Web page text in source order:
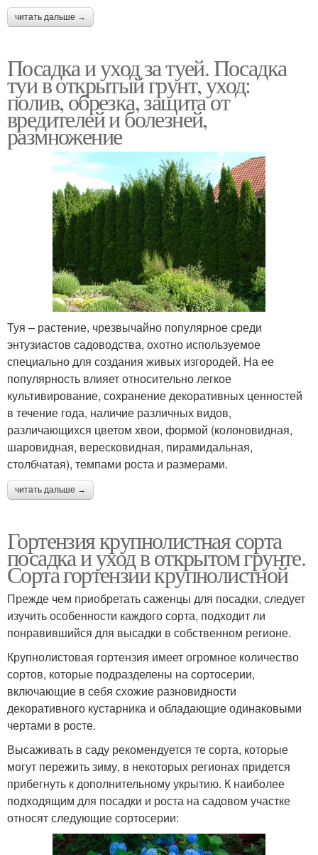
читать дальше →
Посадка и уход за туей. Посадка
туи в открытый грунт, уход:
полив, обрезка, защита от
вредителей и болезней,
размножение
Туя – растение, чрезвычайно популярное среди
энтузиастов садоводства, охотно используемое
специально для создания живых изгородей. На ее
популярность влияет относительно легкое
культивирование, сохранение декоративных ценностей
в течение года, наличие различных видов,
различающихся цветом хвои, формой (колоновидная,
шаровидная, вересковидная, пирамидальная,
столбчатая), темпами роста и размерами.
читать дальше →
Гортензия крупнолистная сорта
посадка и уход в открытом грунте.
Сорта гортензии крупнолистной
Прежде чем приобретать саженцы для посадки, следует
изучить особенности каждого сорта, подходит ли
понравившийся для высадки в собственном регионе.
Крупнолистовая гортензия имеет огромное количество
сортов, которые подразделены на сортосерии,
включающие в себя схожие разновидности
декоративного кустарника и обладающие одинаковыми
чертами в росте.
Высаживать в саду рекомендуется те сорта, которые
могут пережить зиму, в некоторых регионах придется
прибегнуть к дополнительному укрытию. К наиболее
подходящим для посадки и роста на садовом участке
относят следующие сортосерии: